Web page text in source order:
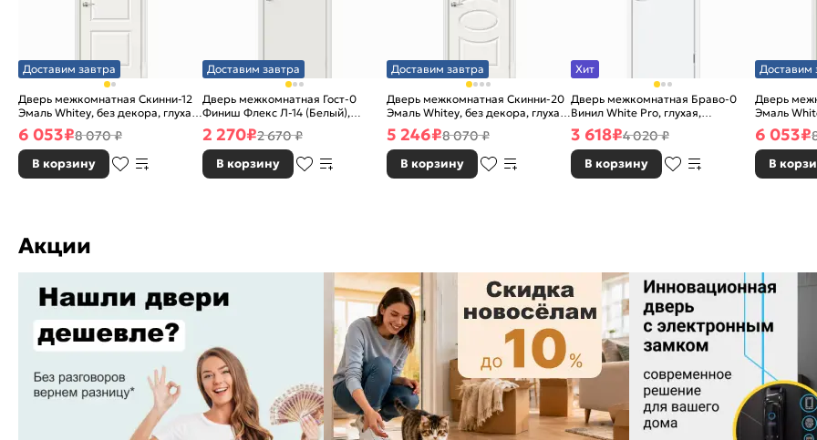
Доставим завтра
Дверь межкомнатная Скинни-12
Эмаль Whitey, без декора, глухая,
без стекла, без кромки, скиновая
6 053₽8 070 ₽
В корзину
Доставим завтра
Дверь межкомнатная Гост-0
Финиш Флекс Л-14 (Белый),
глухая, каркасно-щитовая
2 270₽2 670 ₽
В корзину
Доставим завтра
Дверь межкомнатная Скинни-20
Эмаль Whitey, без декора, глухая,
без стекла, без кромки, скиновая
5 246₽8 070 ₽
В корзину
Хит
Дверь межкомнатная Браво-0
Винил White Pro, глухая,
каркасно-щитовая
3 618₽4 020 ₽
В корзину
Доставим
Дверь
Эмаль
без
6 053₽
В
Акции